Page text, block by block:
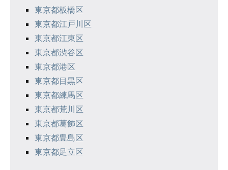
東京都板橋区
東京都江戸川区
東京都江東区
東京都渋谷区
東京都港区
東京都目黒区
東京都練馬区
東京都荒川区
東京都葛飾区
東京都豊島区
東京都足立区